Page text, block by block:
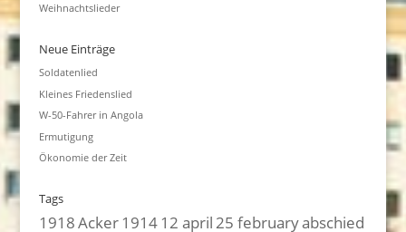
Weihnachtslieder
Neue Einträge
Soldatenlied
Kleines Friedenslied
W-50-Fahrer in Angola
Ermutigung
Ökonomie der Zeit
Tags
1918Acker191412 april25 februaryabschied